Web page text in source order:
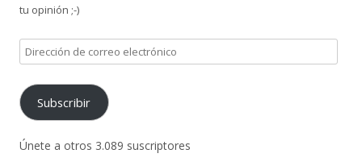
tu opinión ;-)
i
e
c
Subscribir
Únete a otros 3.089 suscriptores